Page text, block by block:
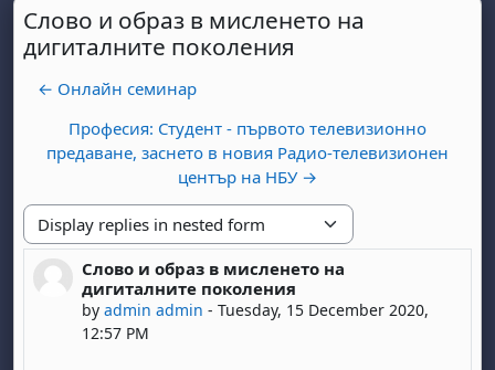
Слово и образ в мисленето на
дигиталните поколения
← Онлайн семинар
Професия: Студент - първото телевизионно
предаване, заснето в новия Радио-телевизионен
център на НБУ →
Display mode
Слово и образ в мисленето на
дигиталните поколения
by admin admin - Tuesday, 15 December 2020,
12:57 PM
Number of replies: 0